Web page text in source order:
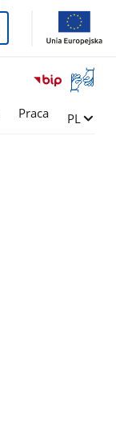
Otwórz
okno
Praca Zmień
PL